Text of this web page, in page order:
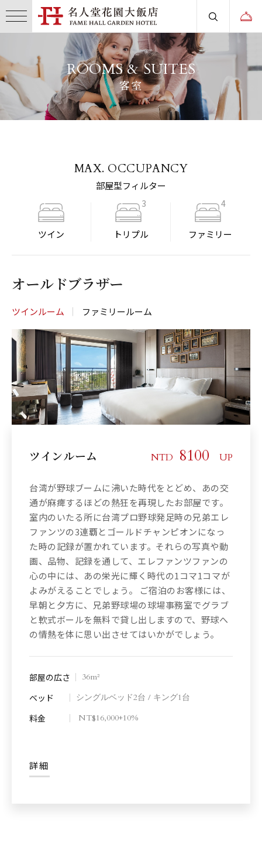
ROOMS & SUITES
客室
MAX. OCCUPANCY
部屋型フィルター
ツイン
3
トリプル
4
ファミリー
オールドブラザー
ツインルーム ファミリールーム
ツインルーム NTD 8100 UP
台湾が野球ブームに沸いた時代をとどめ、あの交
通が麻痺するほどの熱狂を再現したお部屋です。
室内のいたる所に台湾プロ野球発足時の兄弟エレ
ファンツの3連覇とゴールドチャンピオンになっ
た時の記録が置かれています。それらの写真や動
画、品物、記録を通して、エレファンツファンの
心の中には、あの栄光に輝く時代の1コマ1コマが
よみがえることでしょう。 ご宿泊のお客様には、
早朝と夕方に、兄弟野球場の球場事務室でグラブ
と軟式ボールを無料で貸し出しますので、野球へ
の情熱を体に思い出させてはいかがでしょう。
部屋の広さ 36m²
ベッド シングルベッド2台 / キング1台
料金 NT$16,000+10%
詳細
ファミリールーム NTD 10100 UP
台湾が野球ブームに沸いた時代をとどめ、あの交
通が麻痺するほどの熱狂を再現したお部屋です。
室内のいたる所に台湾プロ野球発足時の兄弟エレ
ファンツの3連覇とゴールドチャンピオンになっ
た時の記録が置かれています。それらの写真や動
画、品物、記録を通して、エレファンツファンの
心の中には、あの栄光に輝く時代の1コマ1コマが
よみがえることでしょう。 ご宿泊のお客様には、
早朝と夕方に、兄弟野球場の球場事務室でグラブ
と軟式ボールを無料で貸し出しますので、野球へ
の情熱を体に思い出させてはいかがでしょう。
部屋の広さ 36m²
ベッド ダブルベッド2台
料金 NT$18,000+10%
詳細